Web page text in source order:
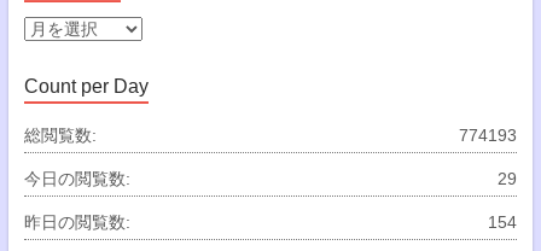
ー
ア
カ
イ
ブ
Count per Day
774193
総閲覧数:
29
今日の閲覧数:
154
昨日の閲覧数: